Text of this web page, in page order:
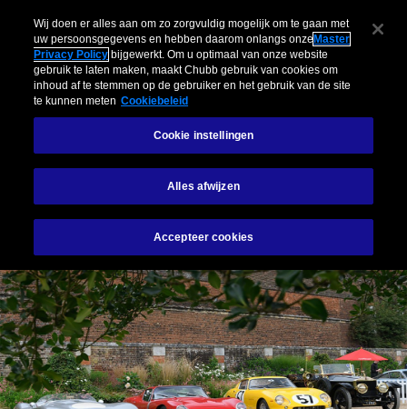
Bedrijven Risicomanagement Insights
Exclusive Cars
Wij doen er alles aan om zo zorgvuldig mogelijk om te gaan met
uw persoonsgegevens en hebben daarom onlangs onze Master
Privacy Policy bijgewerkt. Om u optimaal van onze website
gebruik te laten maken, maakt Chubb gebruik van cookies om
inhoud af te stemmen op de gebruiker en het gebruik van de site
te kunnen meten Cookiebeleid
Cookie instellingen
Alles afwijzen
Accepteer cookies